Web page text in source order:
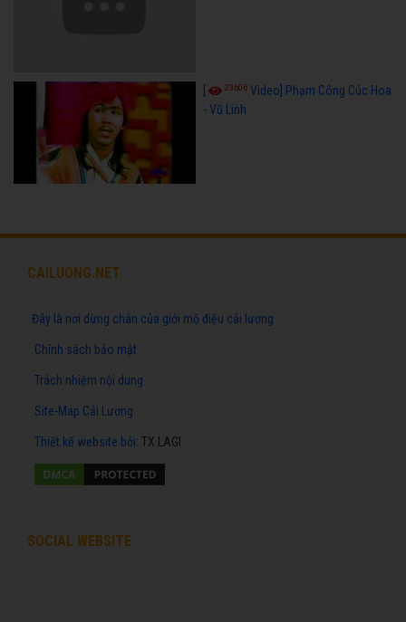
23606 Video] Phạm Công Cúc Hoa
- Vũ Linh
CAILUONG.NET
Đây là nơi dừng chân của giới mộ điệu cải lương
Chính sách bảo mật
Trách nhiệm nội dung
Site-Map Cải Lương
Thiết kế website bởi: TX LAGI
SOCIAL WEBSITE